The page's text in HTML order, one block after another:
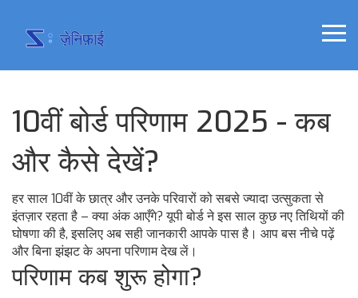
10वीं बोर्ड परिणाम 2025 - कब
और कैसे देखें?
हर साल 10वीं के छात्र और उनके परिवारों को सबसे ज्यादा उत्सुकता से
इंतज़ार रहता है – क्या अंक आएँगे? यूपी बोर्ड ने इस साल कुछ नए तिथियों की
घोषणा की है, इसलिए अब सही जानकारी आपके पास है। आप बस नीचे पढ़ें
और बिना झंझट के अपना परिणाम देख लें।
परिणाम कब शुरू होगा?